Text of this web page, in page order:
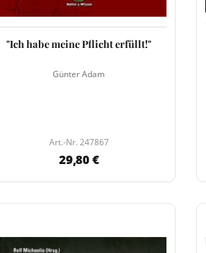
"Ich habe meine Pflicht erfüllt!"
Günter Adam
Art.-Nr. 247867
29,80 €